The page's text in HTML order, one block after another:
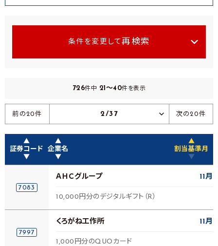
条件を変更して 再検索
726件中 21～40件を表示
前の20件 2/37 次の20件
▲
証券コード
▼
▲
企業名
▼
▲
割当基準月
▼
7083
ＡＨＣグループ 11月
10,000円分のデジタルギフト（R）
7997
くろがね工作所 11月
1,000円分のQUOカード